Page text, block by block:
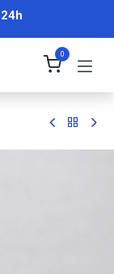
24h
0